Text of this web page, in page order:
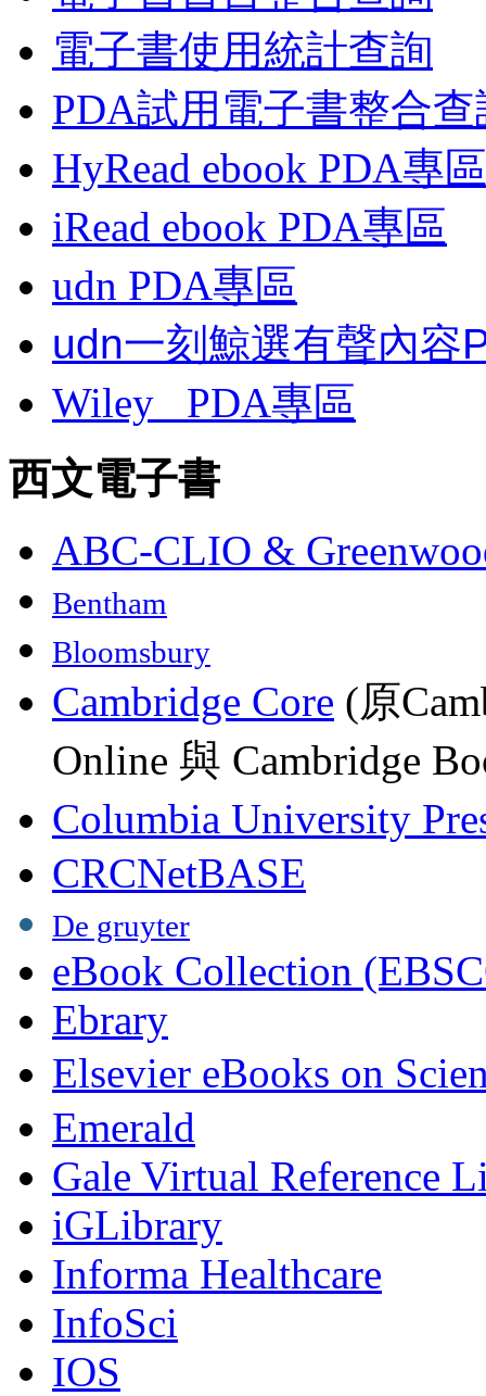
電子書使用統計查詢
PDA試用電子書整合查
HyRead ebook PDA專區
iRead ebook PDA專區
udn PDA專區
udn一刻鯨選有聲內容
Wiley
PDA專區
西文電子書
ABC-CLIO &
Bentham
Bloomsbury
Cambridge Core (原
Online 與 Cambridge
Columbia University
CRCNetBASE
De gruyter
eBook Collection
Ebrary
Elsevier eBooks on
Emerald
Gale Virtual Reference
iGLibrary
Informa Healthcare
InfoSci
IOS